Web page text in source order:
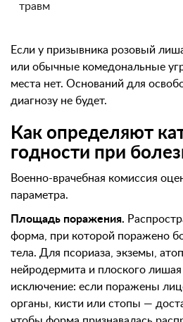
травм
Если у призывника розовый
или обычные комедональные
места нет. Оснований для
диагнозу не будет.
Как определяют
годности при
Военно-врачебная комиссия
параметра.
Площадь поражения.
форма, при которой поражено
тела. Для псориаза, экземы,
нейродермита и плоского лишая
исключение: если поражены
органы, кисти или стопы —